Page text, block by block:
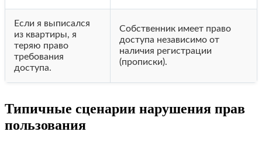
Если я выписался
из квартиры, я
теряю право
требования
доступа.
Собственник имеет право
доступа независимо от
наличия регистрации
(прописки).
Типичные сценарии нарушения прав
пользования